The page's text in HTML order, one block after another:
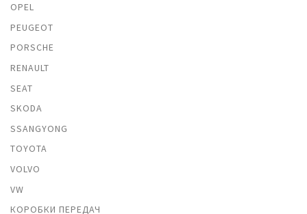
OPEL
PEUGEOT
PORSCHE
RENAULT
SEAT
SKODA
SSANGYONG
TOYOTA
VOLVO
VW
КОРОБКИ ПЕРЕДАЧ